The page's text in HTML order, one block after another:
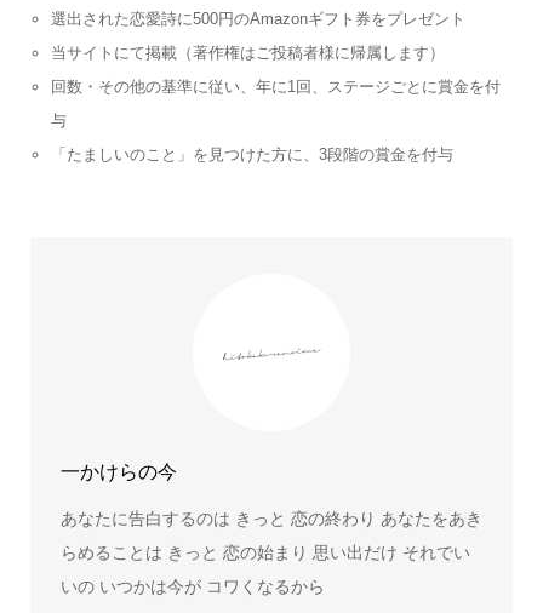
選出された恋愛詩に500円のAmazonギフト券をプレゼント
当サイトにて掲載（著作権はご投稿者様に帰属します）
回数・その他の基準に従い、年に1回、ステージごとに賞金を付
与
「たましいのこと」を見つけた方に、3段階の賞金を付与
一かけらの今
あなたに告白するのは きっと 恋の終わり あなたをあき
らめることは きっと 恋の始まり 思い出だけ それでい
いの いつかは今が コワくなるから